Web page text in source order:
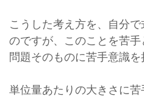
こうした考え方を、自分
のですが、このことを苦
問題そのものに苦手意識を
単位量あたりの大きさに